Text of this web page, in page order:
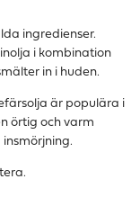
ingredienser.
i kombination
in i huden.
är populära i
örtig och varm